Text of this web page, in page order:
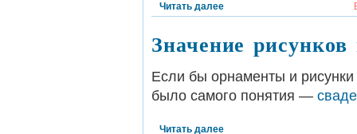
Читать далее
Значение
Если бы орнаменты и
было самого понятия —
Читать далее